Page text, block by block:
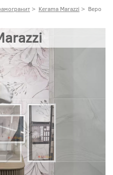
> Kerama Marazzi > Веро